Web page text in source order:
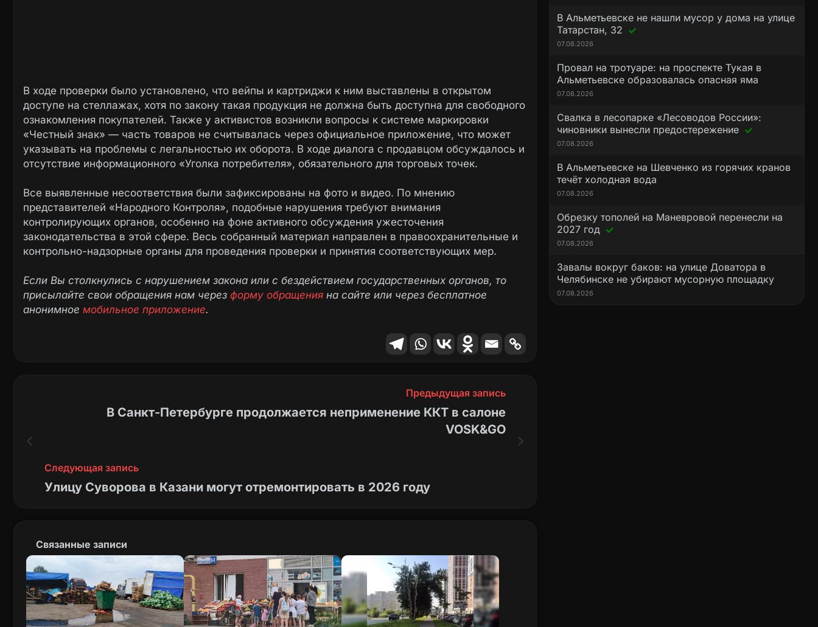
В ходе проверки было установлено, что вейпы и картриджи к ним выставлены в открытом
доступе на стеллажах, хотя по закону такая продукция не должна быть доступна для свободного
ознакомления покупателей. Также у активистов возникли вопросы к системе маркировки
«Честный знак» — часть товаров не считывалась через официальное приложение, что может
указывать на проблемы с легальностью их оборота. В ходе диалога с продавцом обсуждалось и
отсутствие информационного «Уголка потребителя», обязательного для торговых точек.
Все выявленные несоответствия были зафиксированы на фото и видео. По мнению
представителей «Народного Контроля», подобные нарушения требуют внимания
контролирующих органов, особенно на фоне активного обсуждения ужесточения
законодательства в этой сфере. Весь собранный материал направлен в правоохранительные и
контрольно-надзорные органы для проведения проверки и принятия соответствующих мер.
Если Вы столкнулись с нарушением закона или с бездействием государственных органов, то
присылайте свои обращения нам через форму обращения на сайте или через бесплатное
анонимное мобильное приложение.
Предыдущая запись
В Санкт-Петербурге продолжается неприменение ККТ в салоне
VOSK&GO
Следующая запись
Улицу Суворова в Казани могут отремонтировать в 2026 году
Связанные записи
В Альметьевске не нашли мусор у дома на улице
Татарстан, 32
07.08.2026
Провал на тротуаре: на проспекте Тукая в
Альметьевске образовалась опасная яма
07.08.2026
Свалка в лесопарке «Лесоводов России»:
чиновники вынесли предостережение
07.08.2026
В Альметьевске на Шевченко из горячих кранов
течёт холодная вода
07.08.2026
Обрезку тополей на Маневровой перенесли на
2027 год
07.08.2026
Завалы вокруг баков: на улице Доватора в
Челябинске не убирают мусорную площадку
07.08.2026